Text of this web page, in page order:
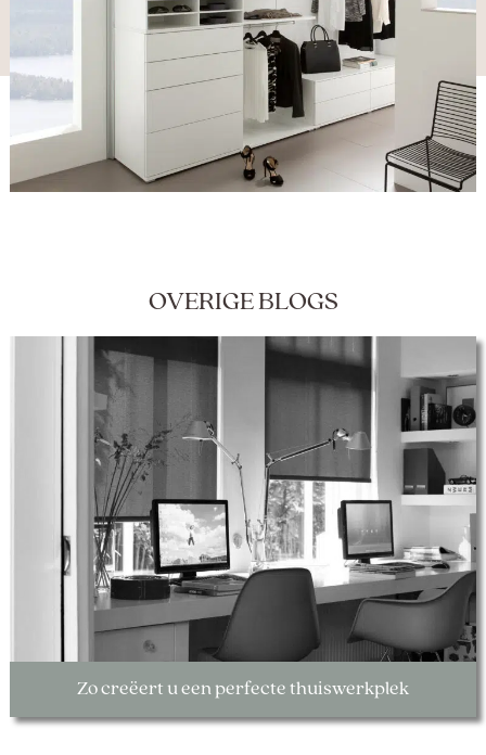
OVERIGE BLOGS
Zo creëert u een perfecte thuiswerkplek